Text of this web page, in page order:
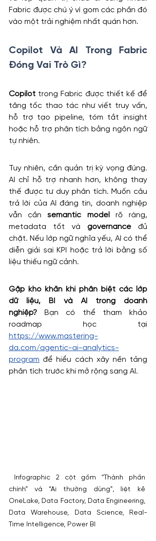
Fabric được chú ý vì gom các phần đó
vào một trải nghiệm nhất quán hơn.
Copilot Và AI Trong Fabric
Đóng Vai Trò Gì?
Copilot trong Fabric được thiết kế để
tăng tốc thao tác như viết truy vấn,
hỗ trợ tạo pipeline, tóm tắt insight
hoặc hỗ trợ phân tích bằng ngôn ngữ
tự nhiên.
Tuy nhiên, cần quản trị kỳ vọng đúng.
AI chỉ hỗ trợ nhanh hơn, không thay
thế được tư duy phân tích. Muốn câu
trả lời của AI đáng tin, doanh nghiệp
vẫn cần semantic model
rõ ràng,
metadata tốt và governance đủ
chặt. Nếu lớp ngữ nghĩa yếu, AI có thể
diễn giải sai KPI hoặc trả lời bằng số
liệu thiếu ngữ cảnh.
Gặp khó khăn khi phân biệt các lớp
dữ liệu, BI và AI trong doanh
nghiệp? Bạn có thể tham khảo
https://www.mastering-
da.com/agentic-ai-analytics-
program để hiểu cách xây nền tảng
phân tích trước khi mở rộng sang AI.
Infographic 2 cột gồm “Thành phần
chính” và “Ai thường dùng”, liệt kê
OneLake, Data Factory, Data Engineering,
Data Warehouse, Data Science, Real-
Time Intelligence, Power BI